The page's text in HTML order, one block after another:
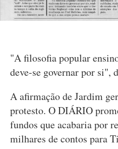
"A filosofia popular
deve-se governar por si",
A afirmação de Jardim
protesto. O DIÁRIO
fundos que acabaria por
milhares de contos para